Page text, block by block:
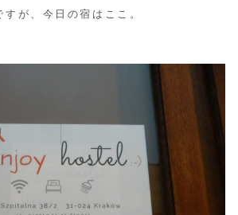
すが、今日の宿はここ。